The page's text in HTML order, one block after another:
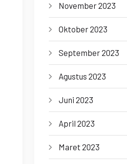
November 2023
Oktober 2023
September 2023
Agustus 2023
Juni 2023
April 2023
Maret 2023